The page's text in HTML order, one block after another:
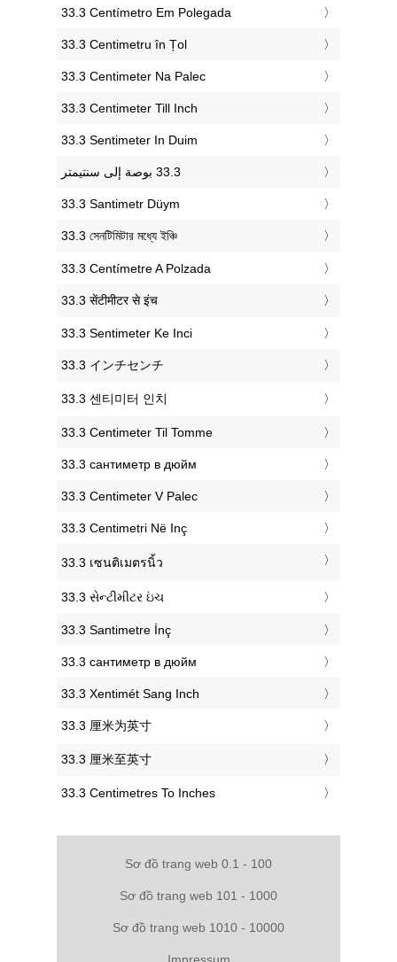
‎33.3 Centímetro Em Polegada
‎33.3 Centimetru în Țol
‎33.3 Centimeter Na Palec
‎33.3 Centimeter Till Inch
‎33.3 Sentimeter In Duim
‎33.3 Santimetr Düym
‎33.3 সেনটিমিটার মধ্যে ইঞ্চি
‎33.3 Centímetre A Polzada
‎33.3 सेंटीमीटर से इंच
‎33.3 Sentimeter Ke Inci
‎33.3 インチセンチ
‎33.3 센티미터 인치
‎33.3 Centimeter Til Tomme
‎33.3 сантиметр в дюйм
‎33.3 Centimeter V Palec
‎33.3 Centimetri Në Inç
‎33.3 เซนติเมตรนิ้ว
‎33.3 સેન્ટીમીટર ઇંચ
‎33.3 Santimetre İnç
‎33.3 сантиметр в дюйм
‎33.3 Xentimét Sang Inch
‎33.3 厘米为英寸
‎33.3 厘米至英寸
‎33.3 Centimetres To Inches
Sơ đồ trang web 0.1 - 100
Sơ đồ trang web 101 - 1000
Sơ đồ trang web 1010 - 10000